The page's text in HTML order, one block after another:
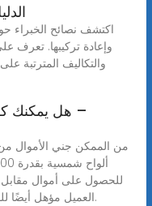
وإعادة تركيبها. تعرف
والتكاليف المترتبة
هل يمكنك
من الممكن جني الأموال
للحصول على أموال مقابل
العميل مؤهل أيضًا للحصول على مبلغ كبير من الإعفاء الضريبي.